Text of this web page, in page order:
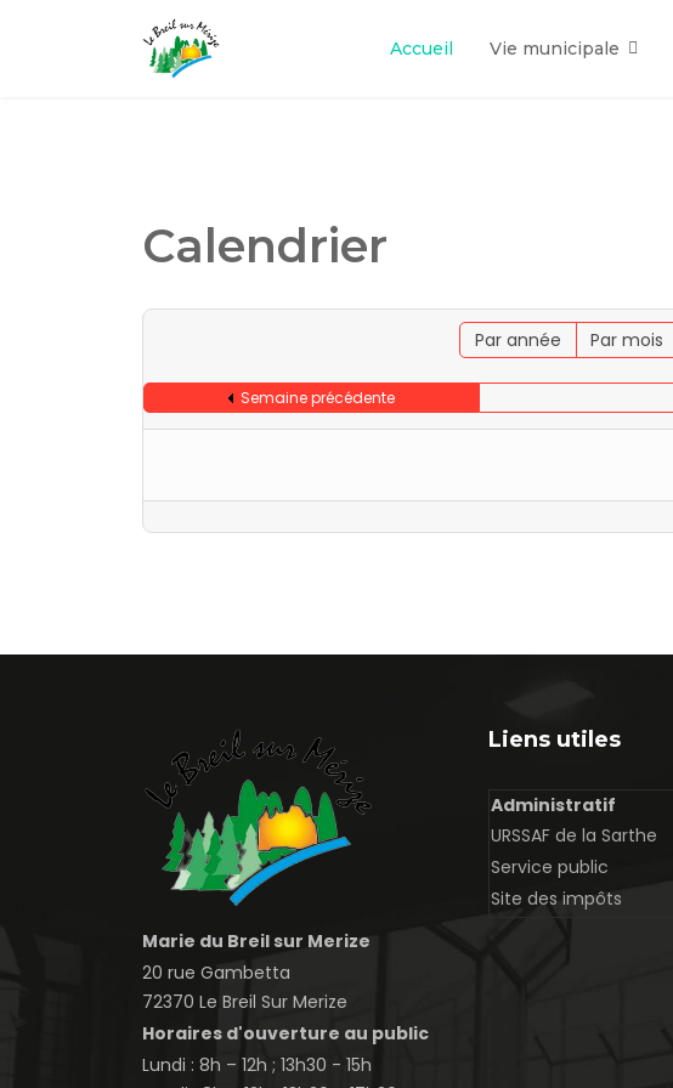
Accueil Vie municipale
Calendrier
Par année Par mois
Semaine précédente
Marie du Breil sur Merize
20 rue Gambetta
72370 Le Breil Sur Merize
Horaires d'ouverture au public
Lundi : 8h – 12h ; 13h30 - 15h
Liens utiles
Administratif
URSSAF de la Sarthe
Service public
Site des impôts